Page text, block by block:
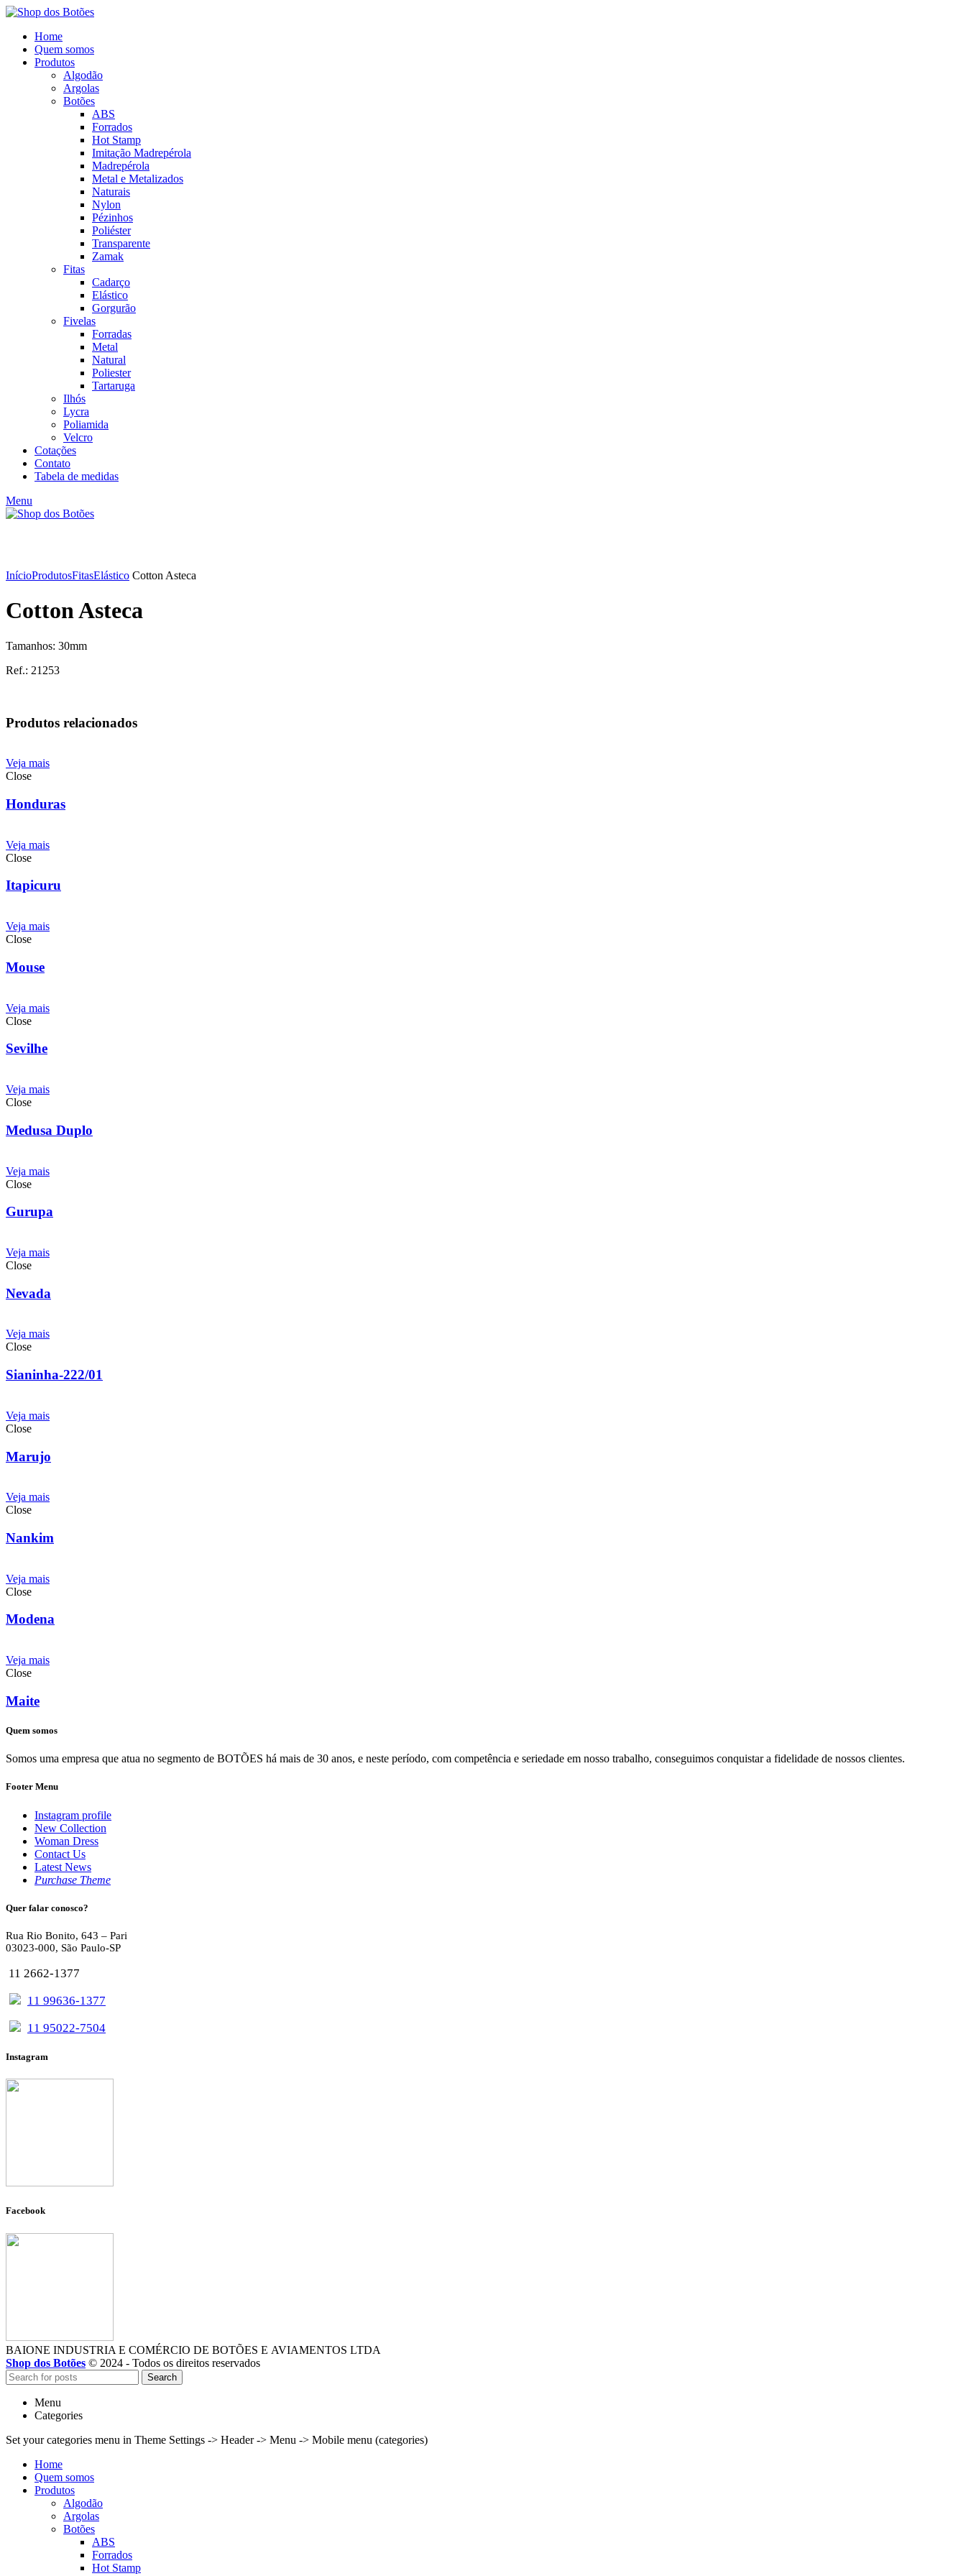
Home
Quem somos
Produtos
Algodão
Argolas
Botões
ABS
Forrados
Hot Stamp
Imitação Madrepérola
Madrepérola
Metal e Metalizados
Naturais
Nylon
Pézinhos
Poliéster
Transparente
Zamak
Fitas
Cadarço
Elástico
Gorgurão
Fivelas
Forradas
Metal
Natural
Poliester
Tartaruga
Ilhós
Lycra
Poliamida
Velcro
Cotações
Contato
Tabela de medidas
Menu
InícioProdutosFitasElástico Cotton Asteca
Cotton Asteca
Tamanhos: 30mm
Ref.: 21253
Produtos relacionados
Veja mais
Close
Honduras
Veja mais
Close
Itapicuru
Veja mais
Close
Mouse
Veja mais
Close
Sevilhe
Veja mais
Close
Medusa Duplo
Veja mais
Close
Gurupa
Veja mais
Close
Nevada
Veja mais
Close
Sianinha-222/01
Veja mais
Close
Marujo
Veja mais
Close
Nankim
Veja mais
Close
Modena
Veja mais
Close
Maite
Quem somos
Somos uma empresa que atua no segmento de BOTÕES há mais de 30 anos, e neste período, com competência e seriedade em nosso trabalho, conseguimos conquistar a fidelidade de nossos clientes.
Footer Menu
Instagram profile
New Collection
Woman Dress
Contact Us
Latest News
Purchase Theme
Quer falar conosco?
Rua Rio Bonito, 643 – Pari
03023-000, São Paulo-SP
11 2662-1377
11 99636-1377
11 95022-7504
Instagram
Facebook
BAIONE INDUSTRIA E COMÉRCIO DE BOTÕES E AVIAMENTOS LTDA
Shop dos Botões © 2024 - Todos os direitos reservados
Search
Menu
Categories
Set your categories menu in Theme Settings -> Header -> Menu -> Mobile menu (categories)
Home
Quem somos
Produtos
Algodão
Argolas
Botões
ABS
Forrados
Hot Stamp